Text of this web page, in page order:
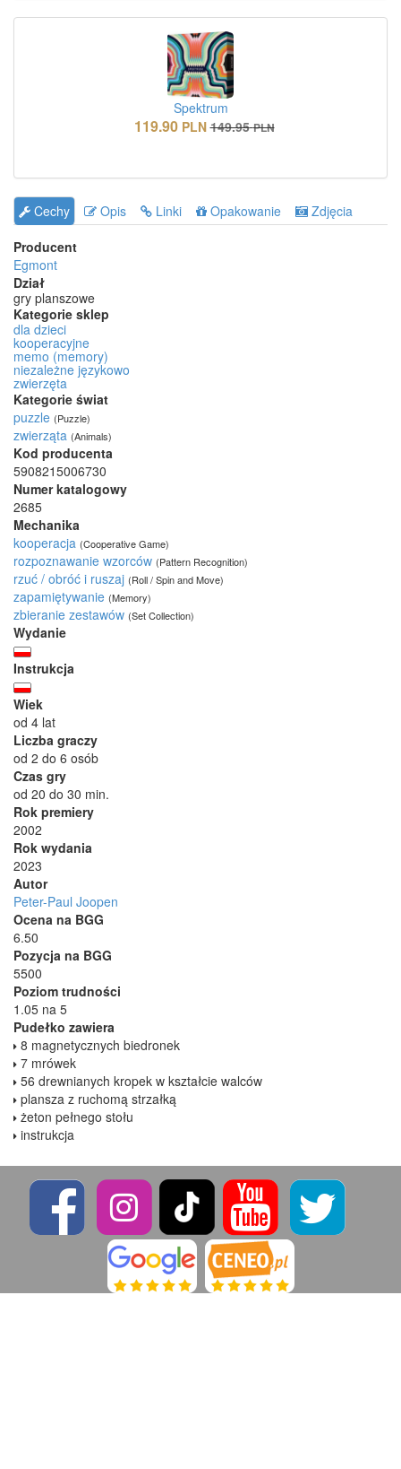
Spektrum
119.90 PLN 149.95 PLN
Cechy Opis Linki Opakowanie
Zdjęcia
Producent
Egmont
Dział
gry planszowe
Kategorie sklep
dla dzieci
kooperacyjne
memo (memory)
niezależne językowo
zwierzęta
Kategorie świat
puzzle (Puzzle)
zwierząta (Animals)
Kod producenta
5908215006730
Numer katalogowy
2685
Mechanika
kooperacja (Cooperative Game)
rozpoznawanie wzorców (Pattern Recognition)
rzuć / obróć i ruszaj (Roll / Spin and Move)
zapamiętywanie (Memory)
zbieranie zestawów (Set Collection)
Wydanie
Instrukcja
Wiek
od 4 lat
Liczba graczy
od 2 do 6 osób
Czas gry
od 20 do 30 min.
Rok premiery
2002
Rok wydania
2023
Autor
Peter-Paul Joopen
Ocena na BGG
6.50
Pozycja na BGG
5500
Poziom trudności
1.05 na 5
Pudełko zawiera
8 magnetycznych biedronek
7 mrówek
56 drewnianych kropek w kształcie walców
plansza z ruchomą strzałką
żeton pełnego stołu
instrukcja